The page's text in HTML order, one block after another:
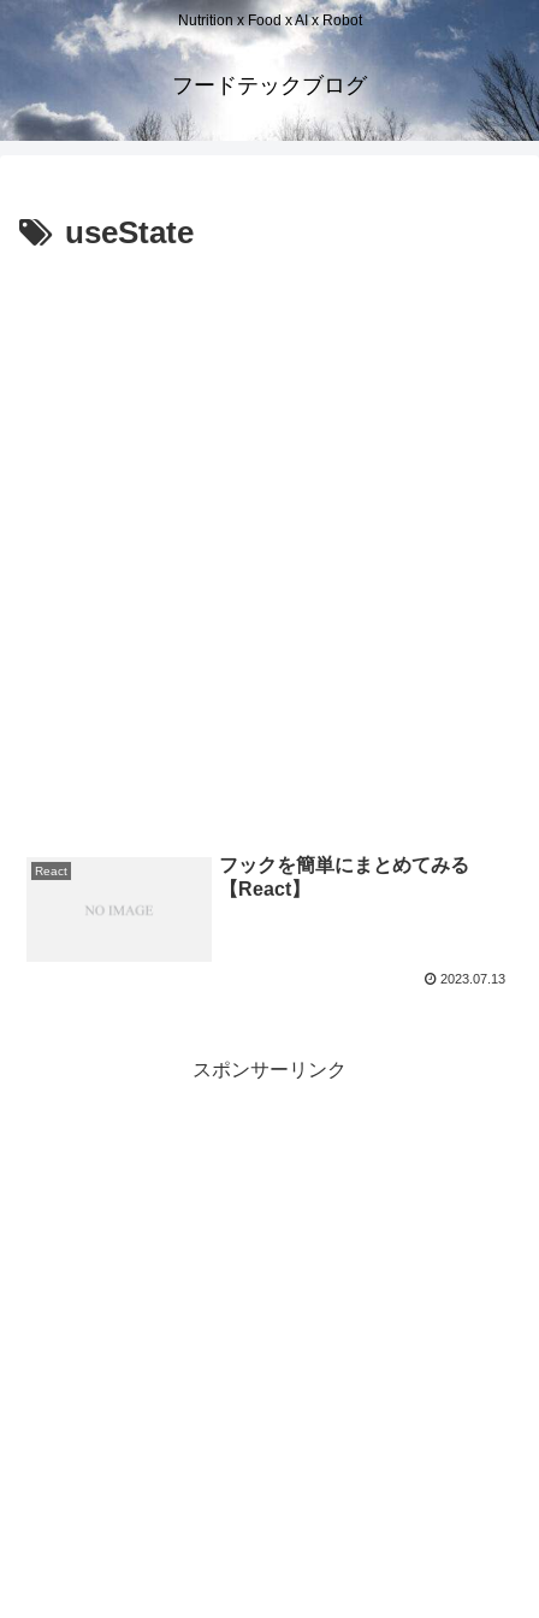
Nutrition x Food x AI x Robot
フードテックブログ
useState
React
フックを簡単にまとめてみる
【React】
2023.07.13
スポンサーリンク